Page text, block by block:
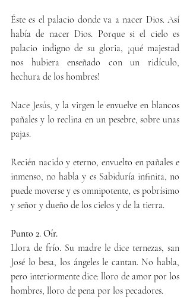
Éste es el palacio donde va a nacer Dios. Así
había de nacer Dios. Porque si el cielo es
palacio indigno de su gloria, ¡qué majestad
nos hubiera enseñado con un ridículo,
hechura de los hombres!
Nace Jesús, y la virgen le envuelve en blancos
pañales y lo reclina en un pesebre, sobre unas
pajas.
Recién nacido y eterno, envuelto en pañales e
inmenso, no habla y es Sabiduría infinita, no
puede moverse y es omnipotente, es pobrísimo
y señor y dueño de los cielos y de la tierra.
Punto 2. Oír.
Llora de frío. Su madre le dice ternezas, san
José lo besa, los ángeles le cantan. No habla,
pero interiormente dice: lloro de amor por los
hombres, lloro de pena por los pecadores.